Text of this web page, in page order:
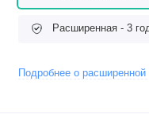
Расширенная - 3
Подробнее о расширенной